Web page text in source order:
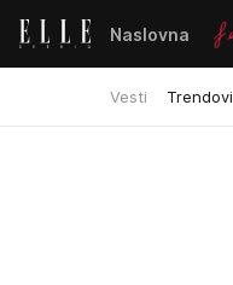
Naslovna
Vesti Trendovi